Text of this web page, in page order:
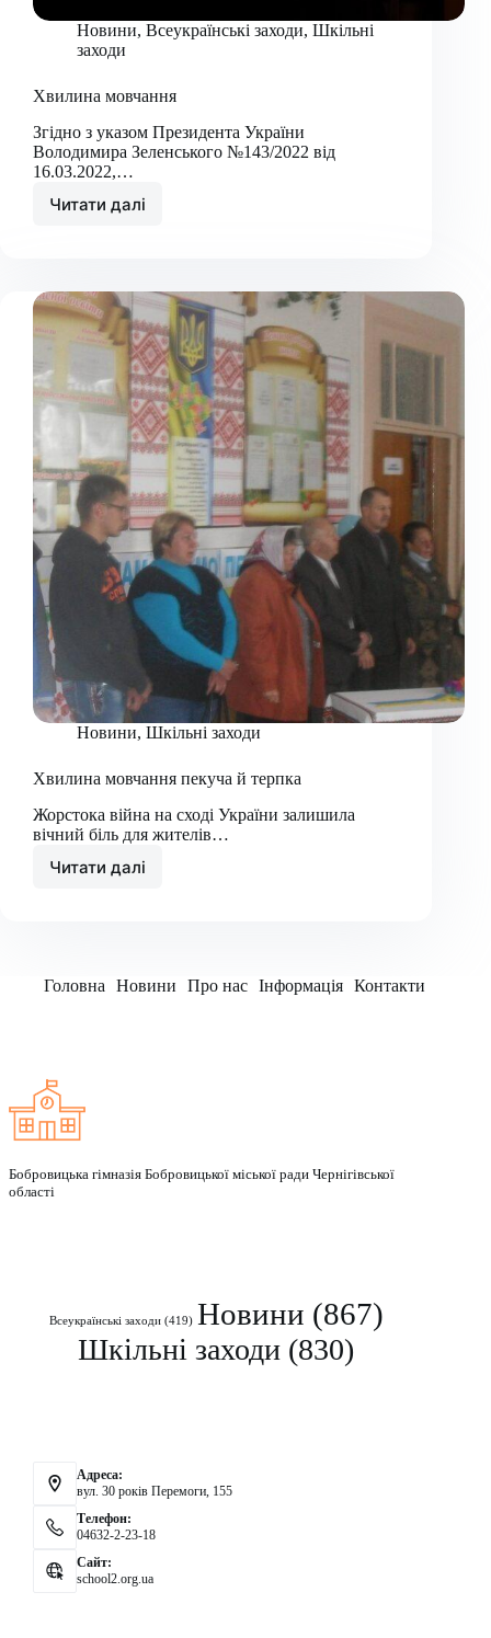
Новини, Всеукраїнські заходи, Шкільні
заходи
Хвилина мовчання
Згідно з указом Президента України
Володимира Зеленського №143/2022 від
16.03.2022,…
Читати далі
Хвилина
Новини, Шкільні заходи
Хвилина мовчання пекуча й терпка
Жорстока війна на сході України залишила
вічний біль для жителів…
Читати далі
Хвилина
Головна Новини Про нас Інформація Контакти
Бобровицька гімназія Бобровицької міської ради Чернігівської
області
Всеукраїнські заходи(419) Новини (867)
Шкільні заходи (830)
Адреса:
вул. 30 років Перемоги, 155
Телефон:
04632-2-23-18
Сайт:
school2.org.ua